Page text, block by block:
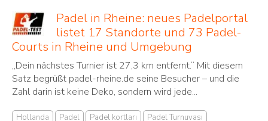
Padel in Rheine: neues Padelportal
listet 17 Standorte und 73 Padel-
Courts in Rheine und Umgebung
„Dein nächstes Turnier ist 27,3 km entfernt.“ Mit diesem
Satz begrüßt padel-rheine.de seine Besucher – und die
Zahl darin ist keine Deko, sondern wird jede...
Hollanda Padel Padel kortları
Padel Turnuvası